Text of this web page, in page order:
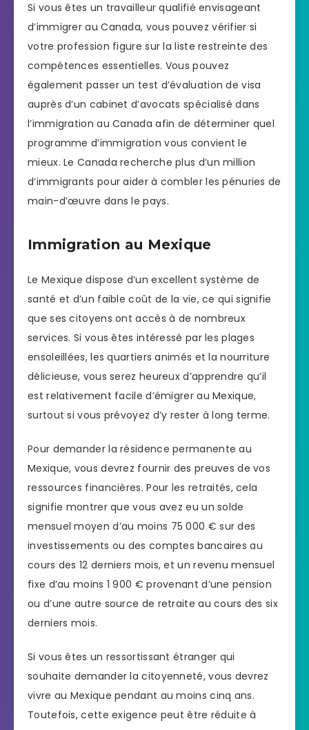
Si vous êtes un travailleur qualifié envisageant
d’immigrer au Canada, vous pouvez vérifier si
votre profession figure sur la liste restreinte des
compétences essentielles. Vous pouvez
également passer un test d’évaluation de visa
auprès d’un cabinet d’avocats spécialisé dans
l’immigration au Canada afin de déterminer quel
programme d’immigration vous convient le
mieux. Le Canada recherche plus d’un million
d’immigrants pour aider à combler les pénuries de
main-d’œuvre dans le pays.
Immigration au Mexique
Le Mexique dispose d’un excellent système de
santé et d’un faible coût de la vie, ce qui signifie
que ses citoyens ont accès à de nombreux
services. Si vous êtes intéressé par les plages
ensoleillées, les quartiers animés et la nourriture
délicieuse, vous serez heureux d’apprendre qu’il
est relativement facile d’émigrer au Mexique,
surtout si vous prévoyez d’y rester à long terme.
Pour demander la résidence permanente au
Mexique, vous devrez fournir des preuves de vos
ressources financières. Pour les retraités, cela
signifie montrer que vous avez eu un solde
mensuel moyen d’au moins 75 000 € sur des
investissements ou des comptes bancaires au
cours des 12 derniers mois, et un revenu mensuel
fixe d’au moins 1 900 € provenant d’une pension
ou d’une autre source de retraite au cours des six
derniers mois.
Si vous êtes un ressortissant étranger qui
souhaite demander la citoyenneté, vous devrez
vivre au Mexique pendant au moins cinq ans.
Toutefois, cette exigence peut être réduite à